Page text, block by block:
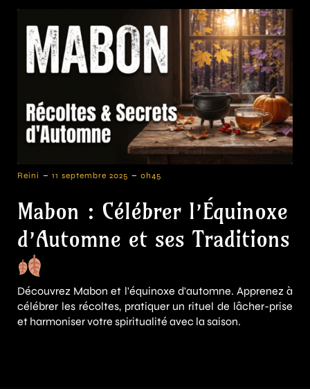
Reini - 11 septembre 2025 - 0h45
Mabon : Célébrer l’Équinoxe
d’Automne et ses Traditions
Découvrez Mabon et l'équinoxe d'automne. Apprenez à
célébrer les récoltes, pratiquer un rituel de lâcher-prise
et harmoniser votre spiritualité avec la saison.